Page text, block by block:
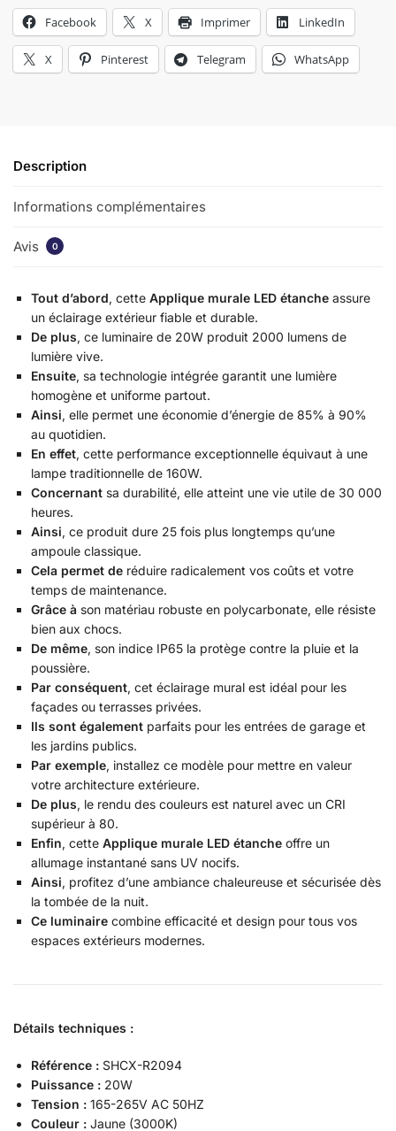
Facebook X Imprimer LinkedIn
X Pinterest Telegram WhatsApp
Description
Informations complémentaires
Avis 0
Tout d’abord, cette Applique murale LED étanche assure
un éclairage extérieur fiable et durable.
De plus, ce luminaire de 20W produit 2000 lumens de
lumière vive.
Ensuite, sa technologie intégrée garantit une lumière
homogène et uniforme partout.
Ainsi, elle permet une économie d’énergie de 85% à 90%
au quotidien.
En effet, cette performance exceptionnelle équivaut à une
lampe traditionnelle de 160W.
Concernant sa durabilité, elle atteint une vie utile de 30 000
heures.
Ainsi, ce produit dure 25 fois plus longtemps qu’une
ampoule classique.
Cela permet de réduire radicalement vos coûts et votre
temps de maintenance.
Grâce à son matériau robuste en polycarbonate, elle résiste
bien aux chocs.
De même, son indice IP65 la protège contre la pluie et la
poussière.
Par conséquent, cet éclairage mural est idéal pour les
façades ou terrasses privées.
Ils sont également parfaits pour les entrées de garage et
les jardins publics.
Par exemple, installez ce modèle pour mettre en valeur
votre architecture extérieure.
De plus, le rendu des couleurs est naturel avec un CRI
supérieur à 80.
Enfin, cette Applique murale LED étanche offre un
allumage instantané sans UV nocifs.
Ainsi, profitez d’une ambiance chaleureuse et sécurisée dès
la tombée de la nuit.
Ce luminaire combine efficacité et design pour tous vos
espaces extérieurs modernes.
Détails techniques :
Référence : SHCX-R2094
Puissance : 20W
Tension : 165-265V AC 50HZ
Couleur : Jaune (3000K)